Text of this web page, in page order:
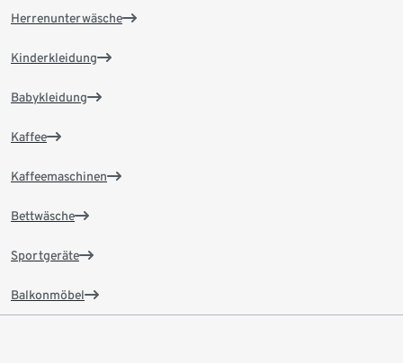
Herrenunterwäsche
Kinderkleidung
Babykleidung
Kaffee
Kaffeemaschinen
Bettwäsche
Sportgeräte
Balkonmöbel